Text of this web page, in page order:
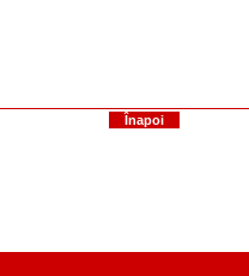
Înapoi